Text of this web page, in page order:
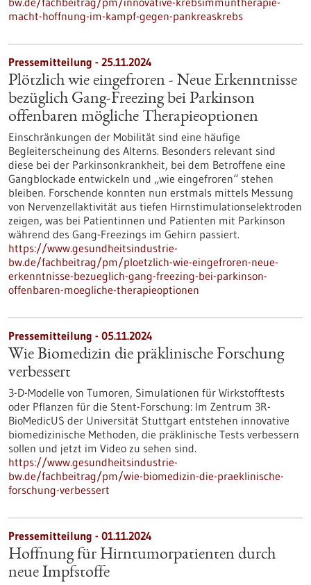
macht-hoffnung-im-kampf-gegen-pankreaskrebs
Pressemitteilung - 25.11.2024
Plötzlich wie eingefroren - Neue Erkenntnisse
bezüglich Gang-Freezing bei Parkinson
offenbaren mögliche Therapieoptionen
Einschränkungen der Mobilität sind eine häufige
Begleiterscheinung des Alterns. Besonders relevant sind
diese bei der Parkinsonkrankheit, bei dem Betroffene eine
Gangblockade entwickeln und „wie eingefroren“ stehen
bleiben. Forschende konnten nun erstmals mittels Messung
von Nervenzellaktivität aus tiefen Hirnstimulationselektroden
zeigen, was bei Patientinnen und Patienten mit Parkinson
während des Gang-Freezings im Gehirn passiert.
https://www.gesundheitsindustrie-
bw.de/fachbeitrag/pm/ploetzlich-wie-eingefroren-neue-
erkenntnisse-bezueglich-gang-freezing-bei-parkinson-
offenbaren-moegliche-therapieoptionen
Pressemitteilung - 05.11.2024
Wie Biomedizin die präklinische Forschung
verbessert
3-D-Modelle von Tumoren, Simulationen für Wirkstofftests
oder Pflanzen für die Stent-Forschung: Im Zentrum 3R-
BioMedicUS der Universität Stuttgart entstehen innovative
biomedizinische Methoden, die präklinische Tests verbessern
sollen und jetzt im Video zu sehen sind.
https://www.gesundheitsindustrie-
bw.de/fachbeitrag/pm/wie-biomedizin-die-praeklinische-
forschung-verbessert
Pressemitteilung - 01.11.2024
Hoffnung für Hirntumorpatienten durch
neue Impfstoffe